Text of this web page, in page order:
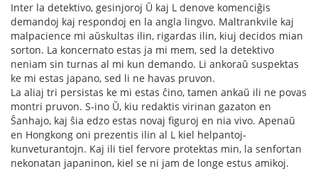
Inter la detektivo, gesinjoroj Ŭ kaj L denove komenciĝis
demandoj kaj respondoj en la angla lingvo. Maltrankvile kaj
malpacience mi aŭskultas ilin, rigardas ilin, kiuj decidos mian
sorton. La koncernato estas ja mi mem, sed la detektivo
neniam sin turnas al mi kun demando. Li ankoraŭ suspektas
ke mi estas japano, sed li ne havas pruvon.
La aliaj tri persistas ke mi estas ĉino, tamen ankaŭ ili ne povas
montri pruvon. S-ino Ŭ, kiu redaktis virinan gazaton en
Ŝanhajo, kaj ŝia edzo estas novaj figuroj en nia vivo. Apenaŭ
en Hongkong oni prezentis ilin al L kiel helpantoj-
kunveturantojn. Kaj ili tiel fervore protektas min, la senfortan
nekonatan japaninon, kiel se ni jam de longe estus amikoj.